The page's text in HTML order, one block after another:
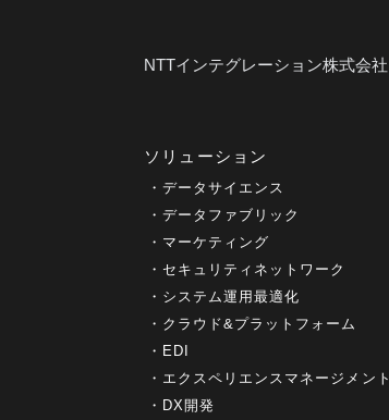
NTTインテグレーション株式会社
ソリューション
データサイエンス
データファブリック
マーケティング
セキュリティネットワーク
システム運用最適化
クラウド&プラットフォーム
EDI
エクスペリエンスマネージメント
DX開発